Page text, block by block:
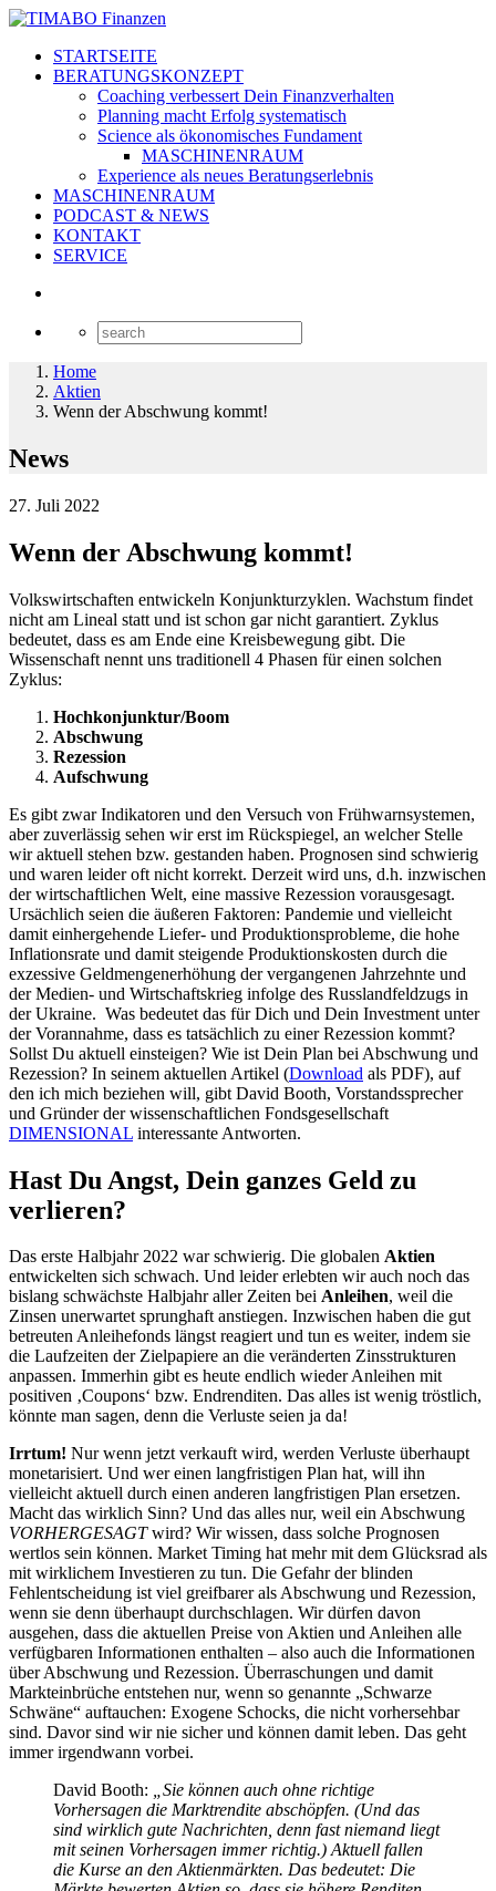
STARTSEITE
BERATUNGSKONZEPT
Coaching verbessert Dein Finanzverhalten
Planning macht Erfolg systematisch
Science als ökonomisches Fundament
MASCHINENRAUM
Experience als neues Beratungserlebnis
MASCHINENRAUM
PODCAST & NEWS
KONTAKT
SERVICE
Home
Aktien
Wenn der Abschwung kommt!
News
27. Juli 2022
Wenn der Abschwung kommt!
Volkswirtschaften entwickeln Konjunkturzyklen. Wachstum findet
nicht am Lineal statt und ist schon gar nicht garantiert. Zyklus
bedeutet, dass es am Ende eine Kreisbewegung gibt. Die
Wissenschaft nennt uns traditionell 4 Phasen für einen solchen
Zyklus:
Hochkonjunktur/Boom
Abschwung
Rezession
Aufschwung
Es gibt zwar Indikatoren und den Versuch von Frühwarnsystemen,
aber zuverlässig sehen wir erst im Rückspiegel, an welcher Stelle
wir aktuell stehen bzw. gestanden haben. Prognosen sind schwierig
und waren leider oft nicht korrekt. Derzeit wird uns, d.h. inzwischen
der wirtschaftlichen Welt, eine massive Rezession vorausgesagt.
Ursächlich seien die äußeren Faktoren: Pandemie und vielleicht
damit einhergehende Liefer- und Produktionsprobleme, die hohe
Inflationsrate und damit steigende Produktionskosten durch die
exzessive Geldmengenerhöhung der vergangenen Jahrzehnte und
der Medien- und Wirtschaftskrieg infolge des Russlandfeldzugs in
der Ukraine. Was bedeutet das für Dich und Dein Investment unter
der Vorannahme, dass es tatsächlich zu einer Rezession kommt?
Sollst Du aktuell einsteigen? Wie ist Dein Plan bei Abschwung und
Rezession? In seinem aktuellen Artikel (Download als PDF), auf
den ich mich beziehen will, gibt David Booth, Vorstandssprecher
und Gründer der wissenschaftlichen Fondsgesellschaft
DIMENSIONAL interessante Antworten.
Hast Du Angst, Dein ganzes Geld zu
verlieren?
Das erste Halbjahr 2022 war schwierig. Die globalen Aktien
entwickelten sich schwach. Und leider erlebten wir auch noch das
bislang schwächste Halbjahr aller Zeiten bei Anleihen, weil die
Zinsen unerwartet sprunghaft anstiegen. Inzwischen haben die gut
betreuten Anleihefonds längst reagiert und tun es weiter, indem sie
die Laufzeiten der Zielpapiere an die veränderten Zinsstrukturen
anpassen. Immerhin gibt es heute endlich wieder Anleihen mit
positiven ‚Coupons‘ bzw. Endrenditen. Das alles ist wenig tröstlich,
könnte man sagen, denn die Verluste seien ja da!
Irrtum! Nur wenn jetzt verkauft wird, werden Verluste überhaupt
monetarisiert. Und wer einen langfristigen Plan hat, will ihn
vielleicht aktuell durch einen anderen langfristigen Plan ersetzen.
Macht das wirklich Sinn? Und das alles nur, weil ein Abschwung
VORHERGESAGTwird? Wir wissen, dass solche Prognosen
wertlos sein können. Market Timing hat mehr mit dem Glücksrad als
mit wirklichem Investieren zu tun. Die Gefahr der blinden
Fehlentscheidung ist viel greifbarer als Abschwung und Rezession,
wenn sie denn überhaupt durchschlagen. Wir dürfen davon
ausgehen, dass die aktuellen Preise von Aktien und Anleihen alle
verfügbaren Informationen enthalten – also auch die Informationen
über Abschwung und Rezession. Überraschungen und damit
Markteinbrüche entstehen nur, wenn so genannte „Schwarze
Schwäne“ auftauchen: Exogene Schocks, die nicht vorhersehbar
sind. Davor sind wir nie sicher und können damit leben. Das geht
immer irgendwann vorbei.
David Booth: „Sie können auch ohne richtige
Vorhersagen die Marktrendite abschöpfen. (Und das
sind wirklich gute Nachrichten, denn fast niemand liegt
mit seinen Vorhersagen immer richtig.) Aktuell fallen
die Kurse an den Aktienmärkten. Das bedeutet: Die